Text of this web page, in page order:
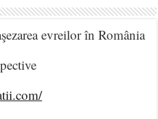
evreilor în România